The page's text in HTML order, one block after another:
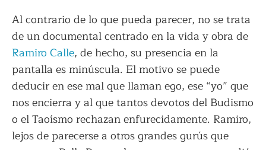
Al contrario de lo que pueda parecer, no se trata
de un documental centrado en la vida y obra de
Ramiro Calle, de hecho, su presencia en la
pantalla es minúscula. El motivo se puede
deducir en ese mal que llaman ego, ese “yo” que
nos encierra y al que tantos devotos del Budismo
o el Taoísmo rechazan enfurecidamente. Ramiro,
lejos de parecerse a otros grandes gurús que